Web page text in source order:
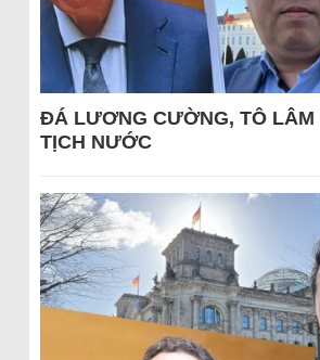
ĐÁ LƯƠNG CƯỜNG, TÔ LÂM
TỊCH NƯỚC